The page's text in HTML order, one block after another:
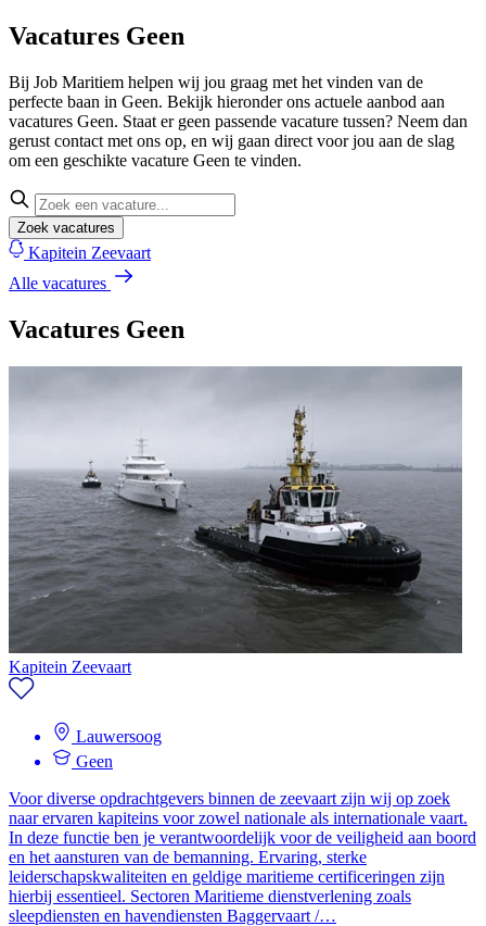
Vacatures Geen
Bij Job Maritiem helpen wij jou graag met het vinden van de
perfecte baan in Geen. Bekijk hieronder ons actuele aanbod aan
vacatures Geen. Staat er geen passende vacature tussen? Neem dan
gerust contact met ons op, en wij gaan direct voor jou aan de slag
om een geschikte vacature Geen te vinden.
Zoek vacatures
Kapitein Zeevaart
Alle vacatures
Vacatures Geen
Kapitein Zeevaart
Lauwersoog
Geen
Voor diverse opdrachtgevers binnen de zeevaart zijn wij op zoek
naar ervaren kapiteins voor zowel nationale als internationale vaart.
In deze functie ben je verantwoordelijk voor de veiligheid aan boord
en het aansturen van de bemanning. Ervaring, sterke
leiderschapskwaliteiten en geldige maritieme certificeringen zijn
hierbij essentieel. Sectoren Maritieme dienstverlening zoals
sleepdiensten en havendiensten Baggervaart /…